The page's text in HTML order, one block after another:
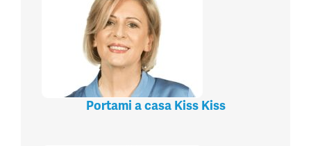
Portami a casa Kiss Kiss